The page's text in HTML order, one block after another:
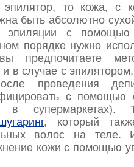
то кожа, с
быть абсолютно
эпиляции с помощью
порядке нужно
предпочитаете
в случае с
проведения
с помощью
в супермаркетах).
, который
волос на теле.
кожи с помощью